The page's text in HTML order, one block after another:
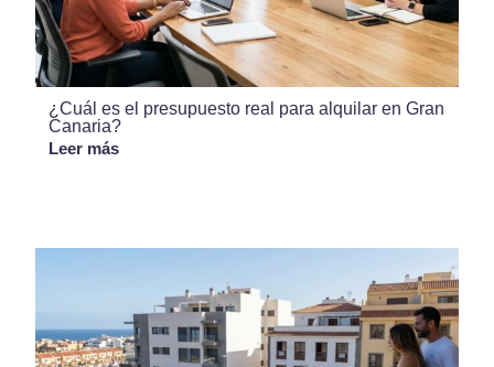
¿Cuál es el presupuesto real para alquilar en Gran
Canaria?
Leer más